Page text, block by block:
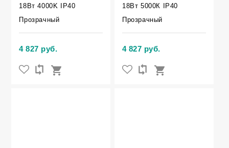
18Вт 4000K IP40
Прозрачный
4 827 руб.
18Вт 5000К IP40
Прозрачный
4 827 руб.